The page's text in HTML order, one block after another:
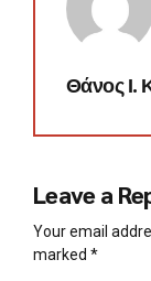
Θάνος Ι.
Leave a
Your email
marked *